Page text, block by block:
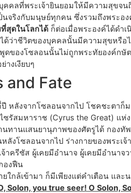
คคลที่พระเจ้ายินยอมให้มีความสุขจ
นจริงกับมนุษย์ทุกคน ซึ่งรวมถึงพระ
สุดในโลกได้ ก็ต่อเมื่อพระองค์ได้ดำ
ได้ว่าชีวิตของบุคคลนั้นมีความสุขหรือ
ของโซลอนนั้นไม่ถูกพระทัยองค์กษัต
างเงียบๆ
and Fate
ปี หลังจากโซลอนจากไป โชคชะตาก็
ไซรัสมหาราช (Cyrus the Great) แ
นทานแสนยานุภาพของศัตรูได้ กองทัพ
หลังโซลอนจากไป ร่างกายของพระเ
าครีซัส ผู้เคยมีอำนาจ ผู้เคยมีอำนาจ
องฟืน
ยใกล้เข้ามา ก็มีเพียงแต่คำเตือน แล
Solon, you true seer! O Solon,